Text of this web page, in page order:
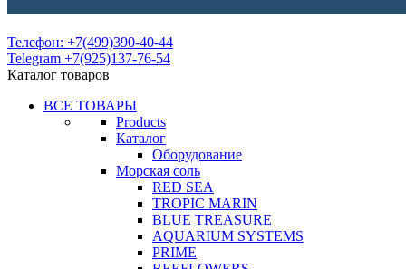
Телефон: +7(499)390-40-44
Telegram +7(925)137-76-54
Каталог товаров
ВСЕ ТОВАРЫ
Products
Каталог
Оборудование
Морская соль
RED SEA
TROPIC MARIN
BLUE TREASURE
AQUARIUM SYSTEMS
PRIME